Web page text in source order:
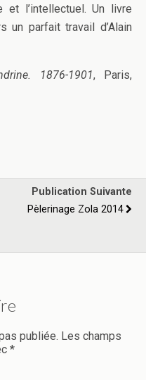
et l’intellectuel. Un livre
un parfait travail d’Alain
1876-1901, Paris,
Publication Suivante
Pèlerinage Zola 2014
publiée. Les champs
*